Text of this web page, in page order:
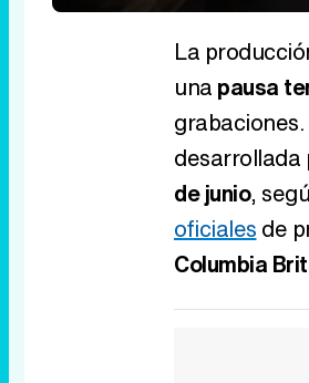
La
una pausa
desarrollada
de junio,
oficiales de
Columbia